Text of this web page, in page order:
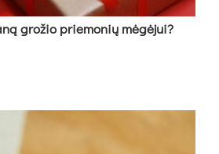
grožio priemonių mėgėjui?